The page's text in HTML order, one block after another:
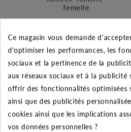
femelle
Ajouter au panier
Ce magasin vous demande
d'optimiser les performances, les
sociaux et la pertinence de la
aux réseaux sociaux et à la
offrir des fonctionnalités optimisées
ainsi que des publicités
cookies ainsi que les implications
vos données personnelles ?